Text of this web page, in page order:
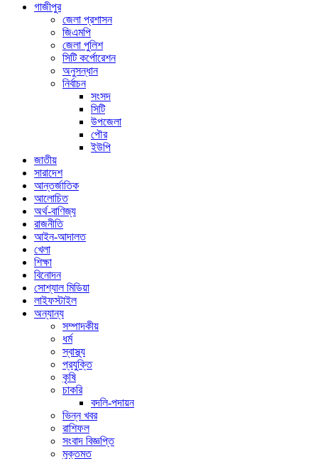
গাজীপুর
জেলা প্রশাসন
জিএমপি
জেলা পুলিশ
সিটি কর্পোরেশন
অনুসন্ধান
নির্বাচন
সংসদ
সিটি
উপজেলা
পৌর
ইউপি
জাতীয়
সারাদেশ
আন্তর্জাতিক
আলোচিত
অর্থ-বাণিজ্য
রাজনীতি
আইন-আদালত
খেলা
শিক্ষা
বিনোদন
সোশ্যাল মিডিয়া
লাইফস্টাইল
অন্যান্য
সম্পাদকীয়
ধর্ম
স্বাস্থ্য
প্রযুক্তি
কৃষি
চাকরি
বদলি-পদায়ন
ভিন্ন খবর
রাশিফল
সংবাদ বিজ্ঞপ্তি
মুক্তমত